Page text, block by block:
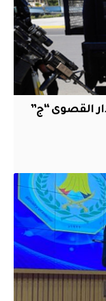
القصوى “ج”